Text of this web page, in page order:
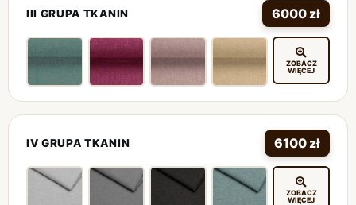
III GRUPA TKANIN 6000 zł
ZOBACZ
WIĘCEJ
IV GRUPA TKANIN 6100 zł
ZOBACZ
WIĘCEJ